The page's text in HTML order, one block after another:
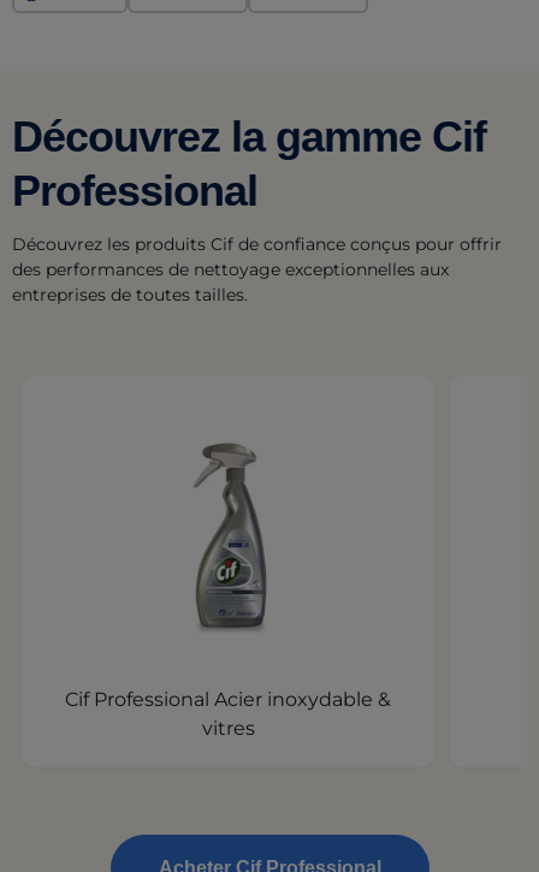
Découvrez la gamme Cif
Professional
Découvrez les produits Cif de confiance conçus pour offrir
des performances de nettoyage exceptionnelles aux
entreprises de toutes tailles.
Cif Professional Acier inoxydable &
vitres